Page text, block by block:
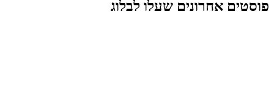
פוסטים אחרונים שעלו לבלוג